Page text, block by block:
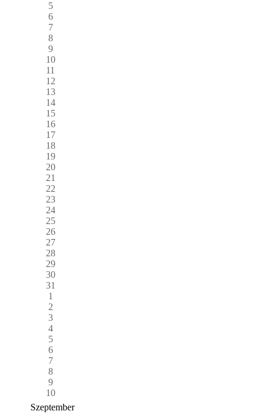
5
6
7
8
9
10
11
12
13
14
15
16
17
18
19
20
21
22
23
24
25
26
27
28
29
30
31
1
2
3
4
5
6
7
8
9
10
Szeptember